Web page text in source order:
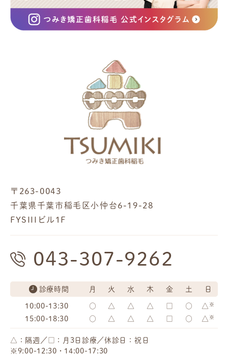
〒263-0043
千葉県千葉市稲毛区小仲台6-19-28
FYSIIIビル1F
043-307-9262
診療時間 月 火 水 木 金 土 日
10:00-13:30 ○ △ △ △ ○ △ ※
15:00-18:30 ○ △ △ △ ○ △ ※
△：隔週／□：月3日診療／休診日：祝日
※9:00-12:30・14:00-17:30